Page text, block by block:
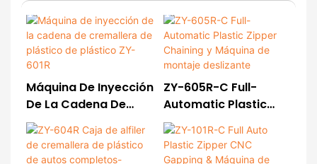
Máquina De Inyección
De La Cadena De
Cremallera De
Plástico De Plástico
ZY-601R
ZY-605R-C Full-
Automatic Plastic
Zipper Chaining Y
Máquina De Montaje
Deslizante